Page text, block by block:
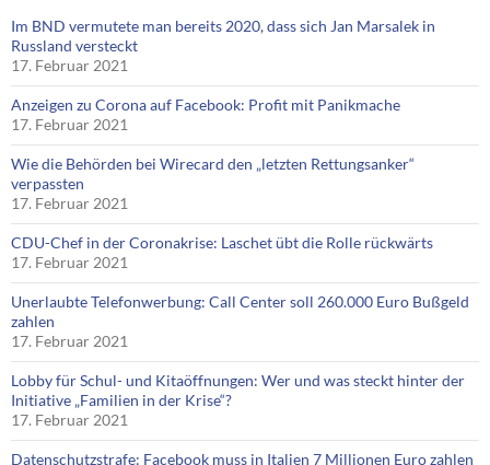
Im BND vermutete man bereits 2020, dass sich Jan Marsalek in
Russland versteckt
17. Februar 2021
Anzeigen zu Corona auf Facebook: Profit mit Panikmache
17. Februar 2021
Wie die Behörden bei Wirecard den „letzten Rettungsanker“
verpassten
17. Februar 2021
CDU-Chef in der Coronakrise: Laschet übt die Rolle rückwärts
17. Februar 2021
Unerlaubte Telefonwerbung: Call Center soll 260.000 Euro Bußgeld
zahlen
17. Februar 2021
Lobby für Schul- und Kitaöffnungen: Wer und was steckt hinter der
Initiative „Familien in der Krise“?
17. Februar 2021
Datenschutzstrafe: Facebook muss in Italien 7 Millionen Euro zahlen